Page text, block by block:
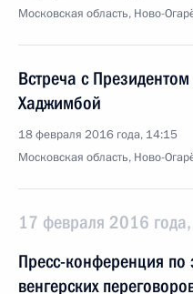
Московская область, Ново-
Встреча с
Хаджимбой
18 февраля 2016 года, 14:15
Московская область, Ново-
17 февраля 2016 года,
Пресс-конференция
венгерских